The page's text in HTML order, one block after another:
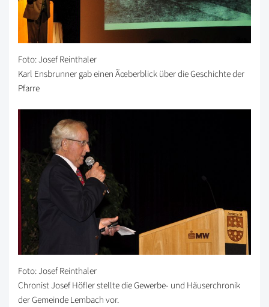
Foto: Josef Reinthaler
Karl Ensbrunner gab einen Ãœberblick über die Geschichte der
Pfarre
Foto: Josef Reinthaler
Chronist Josef Höfler stellte die Gewerbe- und Häuserchronik
der Gemeinde Lembach vor.